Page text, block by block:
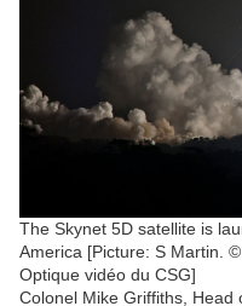
The Skynet 5D satellite is
America [Picture: S Martin.
Optique vidéo du CSG]
Colonel Mike Griffiths, Head